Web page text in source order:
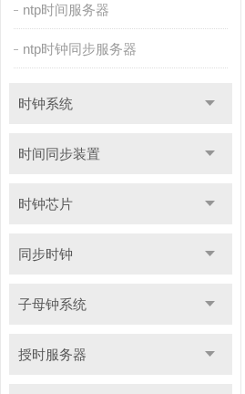
ntp时间服务器
ntp时钟同步服务器
时钟系统
时间同步装置
时钟芯片
同步时钟
子母钟系统
授时服务器